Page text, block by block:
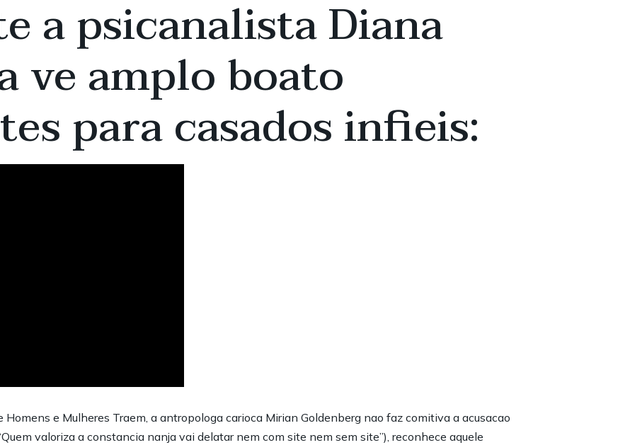
a psicanalista Diana
ve amplo boato
para casados infieis:
e Mulheres Traem, a antropologa carioca Mirian Goldenberg nao faz comitiva a acusacao
valoriza a constancia nanja vai delatar nem com site nem sem site”), reconhece aquele